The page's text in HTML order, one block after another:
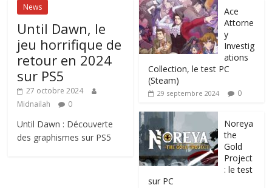
News
Until Dawn, le
jeu horrifique de
retour en 2024
sur PS5
27 octobre 2024
Midnailah
0
Until Dawn : Découverte
des graphismes sur PS5
Ace
Attorne
y
Investig
ations
Collection, le test PC
(Steam)
29 septembre 2024 0
Noreya
the
Gold
Project
: le test
sur PC